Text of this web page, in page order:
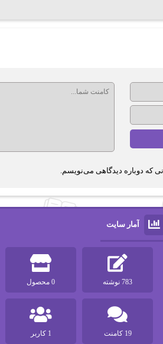
که دوباره دیدگاهی می‌نویسم.
آمار سایت
783 نوشته 0 محصول
19 کامنت 1 کاربر